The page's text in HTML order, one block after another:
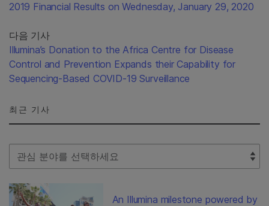
2019 Financial Results on Wednesday, January 29, 2020
다음 기사
Illumina’s Donation to the Africa Centre for Disease
Control and Prevention Expands their Capability for
Sequencing-Based COVID-19 Surveillance
최근 기사
Select Filter
An Illumina milestone powered by